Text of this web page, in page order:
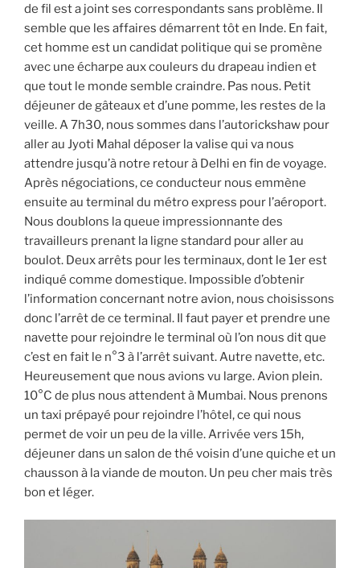
de fil est a joint ses correspondants sans problème. Il
semble que les affaires démarrent tôt en Inde. En fait,
cet homme est un candidat politique qui se promène
avec une écharpe aux couleurs du drapeau indien et
que tout le monde semble craindre. Pas nous. Petit
déjeuner de gâteaux et d’une pomme, les restes de la
veille. A 7h30, nous sommes dans l’autorickshaw pour
aller au Jyoti Mahal déposer la valise qui va nous
attendre jusqu’à notre retour à Delhi en fin de voyage.
Après négociations, ce conducteur nous emmène
ensuite au terminal du métro express pour l’aéroport.
Nous doublons la queue impressionnante des
travailleurs prenant la ligne standard pour aller au
boulot. Deux arrêts pour les terminaux, dont le 1er est
indiqué comme domestique. Impossible d’obtenir
l’information concernant notre avion, nous choisissons
donc l’arrêt de ce terminal. Il faut payer et prendre une
navette pour rejoindre le terminal où l’on nous dit que
c’est en fait le n°3 à l’arrêt suivant. Autre navette, etc.
Heureusement que nous avions vu large. Avion plein.
10°C de plus nous attendent à Mumbai. Nous prenons
un taxi prépayé pour rejoindre l’hôtel, ce qui nous
permet de voir un peu de la ville. Arrivée vers 15h,
déjeuner dans un salon de thé voisin d’une quiche et un
chausson à la viande de mouton. Un peu cher mais très
bon et léger.